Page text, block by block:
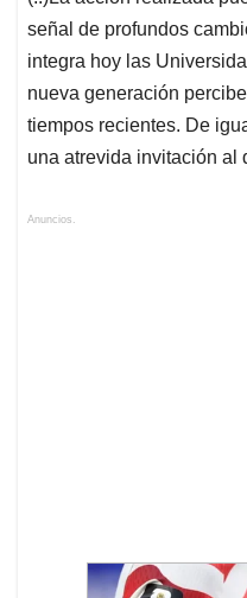
señal de profundos
integra hoy las
nueva generación
tiempos recientes. De
una atrevida invitación al
Anuncios.